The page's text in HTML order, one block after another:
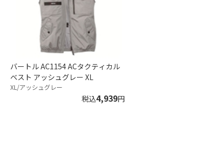
バートル AC1154 ACタクティカル
ベスト アッシュグレー XL
XL/アッシュグレー
税込4,939円